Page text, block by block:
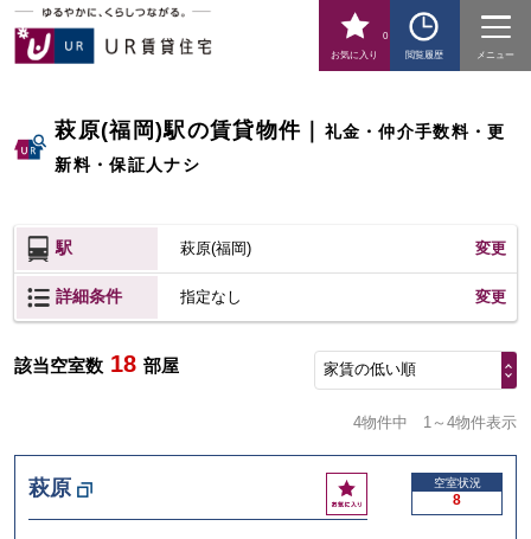
お気に入り
0
閲覧履歴
メニュー
萩原(福岡)駅の賃貸物件
礼金・仲介手数料・更
新料・保証人ナシ
駅 萩原(福岡) 変更
詳細条件 指定なし 変更
該当空室数 18 部屋 家賃の低い順
4物件中 1～4物件表示
萩原
お
気
空室状況
8